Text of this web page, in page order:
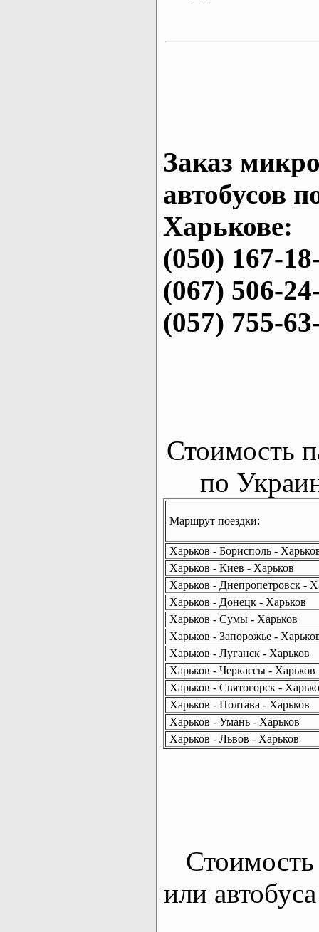
Заказ
автобусов
Харькове:
(050) 167-
(067) 506-
(057) 755-
Стоимость
по
Маршрут поездки:
Харьков - Борисполь -
Харьков - Киев - Харьков
Харьков - Днепропетровск -
Харьков - Донецк - Харьков
Харьков - Сумы - Харьков
Харьков - Запорожье -
Харьков - Луганск - Харьков
Харьков - Черкассы - Харьков
Харьков - Святогорск -
Харьков - Полтава - Харьков
Харьков - Умань - Харьков
Харьков - Львов - Харьков
Стоимость
или